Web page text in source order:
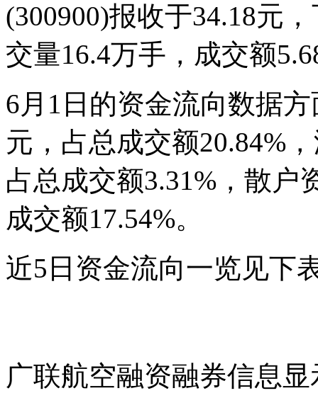
(300900)报收于34.18元
交量16.4万手，成交额
6月1日的资金流向数据
元，占总成交额20.84%
占总成交额3.31%，散户
成交额17.54%。
近5日资金流向一览见下
广联航空融资融券信息